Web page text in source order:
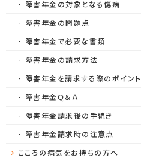
障害年金の対象となる傷病
障害年金の問題点
障害年金で必要な書類
障害年金の請求方法
障害年金を請求する際のポイント
障害年金Ｑ＆Ａ
障害年金請求後の手続き
障害年金請求時の注意点
こころの病気をお持ちの方へ